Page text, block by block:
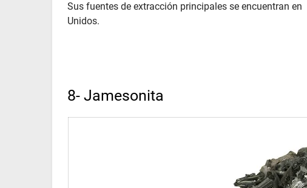
Sus fuentes de extracción principales se encuentran
Unidos.
8- Jamesonita